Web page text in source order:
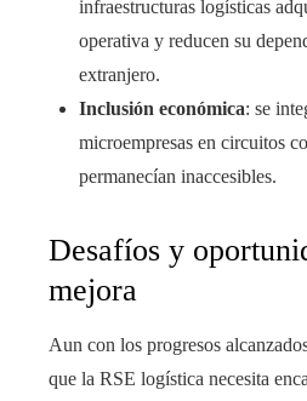
infraestructuras logísticas
operativa y reducen su
extranjero.
Inclusión económica: se
microempresas en circuitos
permanecían inaccesibles.
Desafíos y
mejora
Aun con los progresos
que la RSE logística necesita